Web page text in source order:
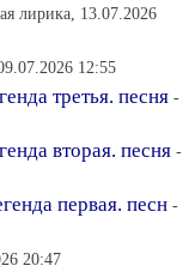
лирика, 13.07.2026
12:55
третья. песня -
вторая. песня -
первая. песн -
20:47